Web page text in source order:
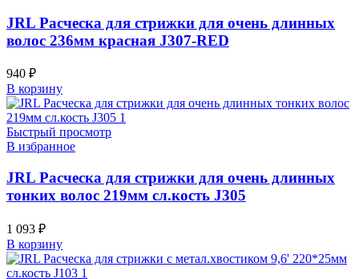
JRL Расческа для стрижки для очень длинных
волос 236мм красная J307-RED
940 ₽
В корзину
Быстрый просмотр
В избранное
JRL Расческа для стрижки для очень длинных
тонких волос 219мм сл.кость J305
1 093 ₽
В корзину